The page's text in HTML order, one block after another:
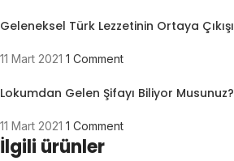
Geleneksel Türk Lezzetinin Ortaya Çıkışı
11 Mart 2021 1 Comment
Lokumdan Gelen Şifayı Biliyor Musunuz?
11 Mart 2021 1 Comment
İlgili ürünler